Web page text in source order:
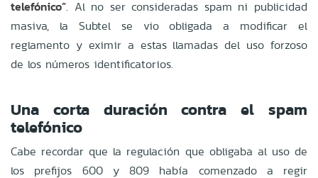
telefónico”. Al no ser consideradas spam ni publicidad
masiva, la Subtel se vio obligada a modificar el
reglamento y eximir a estas llamadas del uso forzoso
de los números identificatorios.
Una corta duración contra el spam
telefónico
Cabe recordar que la regulación que obligaba al uso de
los prefijos 600 y 809 había comenzado a regir